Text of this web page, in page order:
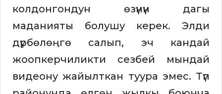
колдонгондун өзүнүн дагы
маданияты болушу керек. Элди
дүрбөлөңгө салып, эч кандай
жоопкерчиликти сезбей мындай
видеону жайылткан туура эмес. Түп